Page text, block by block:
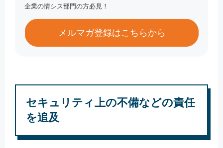
企業の情シス部門の方必見！
メルマガ登録はこちらから
セキュリティ上の不備などの責任
を追及